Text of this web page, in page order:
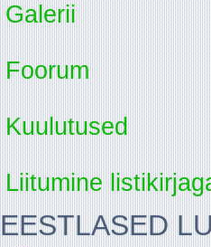
Galerii
Foorum
Kuulutused
Liitumine
EESTLASED